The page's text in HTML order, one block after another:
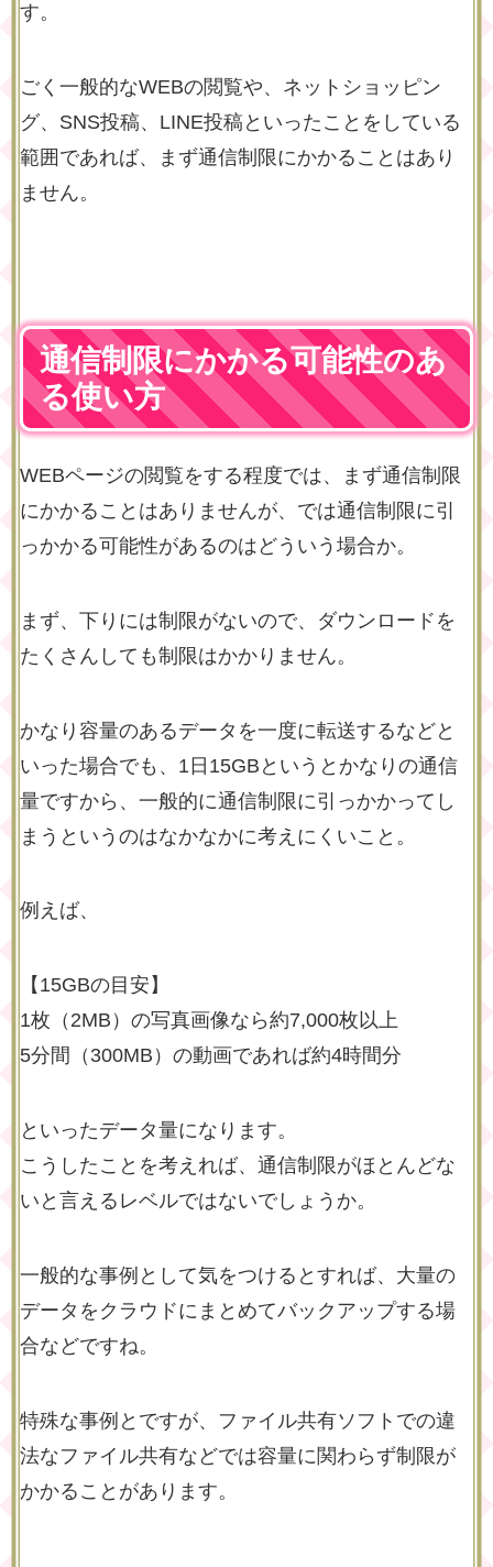
す。
ごく一般的なWEBの閲覧や、ネットショッピン
グ、SNS投稿、LINE投稿といったことをしている
範囲であれば、まず通信制限にかかることはあり
ません。
通信制限にかかる可能性のあ
る使い方
WEBページの閲覧をする程度では、まず通信制限
にかかることはありませんが、では通信制限に引
っかかる可能性があるのはどういう場合か。
まず、下りには制限がないので、ダウンロードを
たくさんしても制限はかかりません。
かなり容量のあるデータを一度に転送するなどと
いった場合でも、1日15GBというとかなりの通信
量ですから、一般的に通信制限に引っかかってし
まうというのはなかなかに考えにくいこと。
例えば、
【15GBの目安】
1枚（2MB）の写真画像なら約7,000枚以上
5分間（300MB）の動画であれば約4時間分
といったデータ量になります。
こうしたことを考えれば、通信制限がほとんどな
いと言えるレベルではないでしょうか。
一般的な事例として気をつけるとすれば、大量の
データをクラウドにまとめてバックアップする場
合などですね。
特殊な事例とですが、ファイル共有ソフトでの違
法なファイル共有などでは容量に関わらず制限が
かかることがあります。